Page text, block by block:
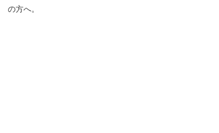
の方へ。